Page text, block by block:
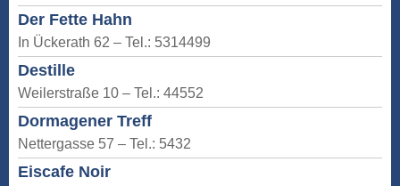
Der Fette Hahn
In Ückerath 62 – Tel.: 5314499
Destille
Weilerstraße 10 – Tel.: 44552
Dormagener Treff
Nettergasse 57 – Tel.: 5432
Eiscafe Noir